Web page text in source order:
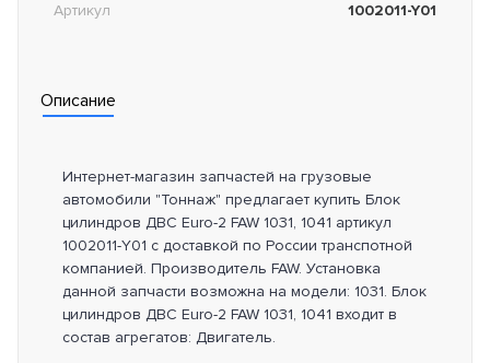
Артикул
1002011-Y01
Описание
Интернет-магазин запчастей на грузовые
автомобили "Тоннаж" предлагает купить Блок
цилиндров ДВС Euro-2 FAW 1031, 1041 артикул
1002011-Y01 с доставкой по России транспотной
компанией. Производитель FAW. Установка
данной запчасти возможна на модели: 1031. Блок
цилиндров ДВС Euro-2 FAW 1031, 1041 входит в
состав агрегатов: Двигатель.